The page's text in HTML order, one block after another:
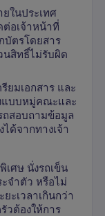
ในประเทศ
อเจ้าหน้าที่
บัตรโดยสาร
นสิทธิ์ไม่รับผิด
ยมเอกสาร และ
แบบหมู่คณะและ
ถสอบถามข้อมูล
ด้จากทางเจ้า
ศษ นั่งรถเข็น
จำตัว หรือไม่
ะเวลาเกินกว่า
วต้องให้การ